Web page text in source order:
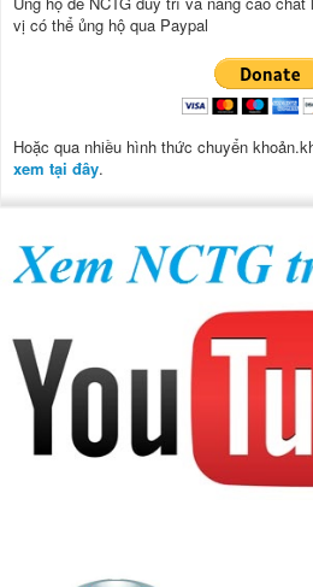
vị có thể ủng hộ qua Paypal
Hoặc qua nhiều hình thức chuyển
xem tại đây.